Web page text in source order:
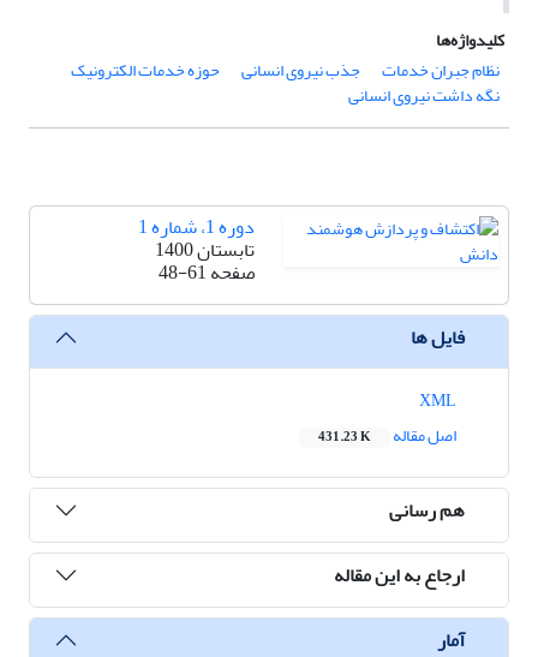
کلیدواژه‌ها
نظام جبران خدمات
جذب نیروی انسانی حوزه خدمات الکترونیک
نگه داشت نیروی انسانی
دوره 1، شماره 1
تابستان 1400
صفحه48-61
فایل ها
اصل مقاله
431.23 K
هم رسانی
ارجاع به این مقاله
آمار